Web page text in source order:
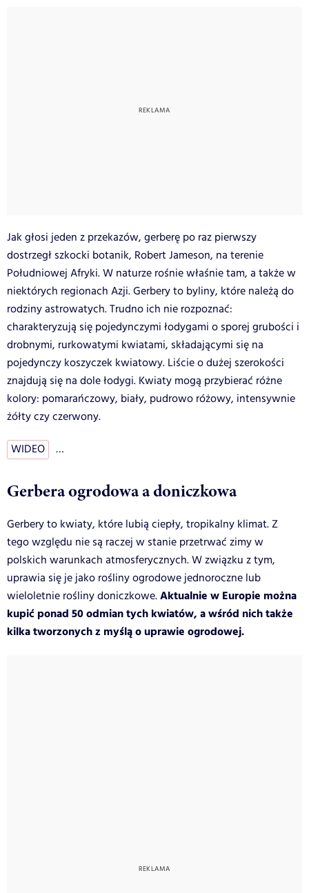
Jak głosi jeden z przekazów, gerberę po raz pierwszy
dostrzegł szkocki botanik, Robert Jameson, na terenie
Południowej Afryki. W naturze rośnie właśnie tam, a także w
niektórych regionach Azji. Gerbery to byliny, które należą do
rodziny astrowatych. Trudno ich nie rozpoznać:
charakteryzują się pojedynczymi łodygami o sporej grubości i
drobnymi, rurkowatymi kwiatami, składającymi się na
pojedynczy koszyczek kwiatowy. Liście o dużej szerokości
znajdują się na dole łodygi. Kwiaty mogą przybierać różne
kolory: pomarańczowy, biały, pudrowo różowy, intensywnie
żółty czy czerwony.
WIDEO …
Gerbera ogrodowa a doniczkowa
Gerbery to kwiaty, które lubią ciepły, tropikalny klimat. Z
tego względu nie są raczej w stanie przetrwać zimy w
polskich warunkach atmosferycznych. W związku z tym,
uprawia się je jako rośliny ogrodowe jednoroczne lub
wieloletnie rośliny doniczkowe.Aktualnie w Europie można
kupić ponad 50 odmian tych kwiatów, a wśród nich także
kilka tworzonych z myślą o uprawie ogrodowej.